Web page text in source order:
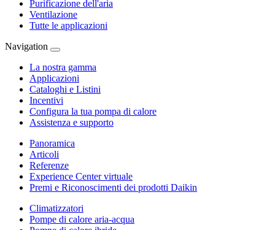
Purificazione dell'aria
Ventilazione
Tutte le applicazioni
Navigation
La nostra gamma
Applicazioni
Cataloghi e Listini
Incentivi
Configura la tua pompa di calore
Assistenza e supporto
Panoramica
Articoli
Referenze
Experience Center virtuale
Premi e Riconoscimenti dei prodotti Daikin
Climatizzatori
Pompe di calore aria-acqua